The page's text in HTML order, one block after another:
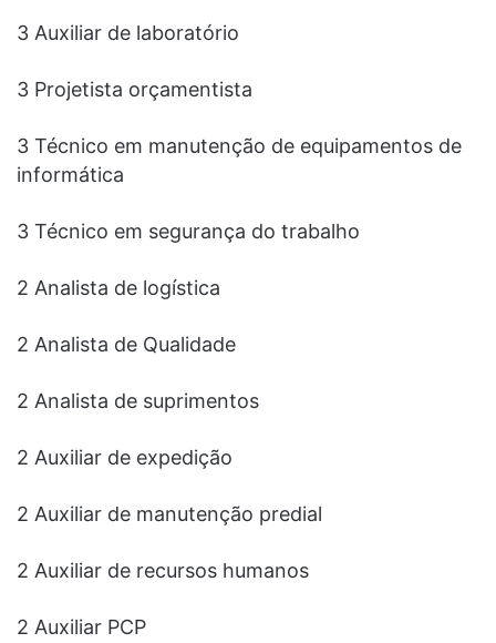
3 Auxiliar de laboratório
3 Projetista orçamentista
3 Técnico em manutenção de equipamentos de
informática
3 Técnico em segurança do trabalho
2 Analista de logística
2 Analista de Qualidade
2 Analista de suprimentos
2 Auxiliar de expedição
2 Auxiliar de manutenção predial
2 Auxiliar de recursos humanos
2 Auxiliar PCP